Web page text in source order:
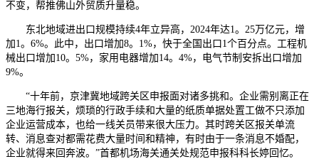
不变，帮推佛山外贸质升量稳。
东北地域进出口规模持续4年立异高，2024年达1。25万亿元，增
加1。6%。此中，出口增加8。1%，快于全国出口1个百分点。工程机
械出口增加10。5%，家用电器增加14。4%，电气节制安拆出口增加
9%。
“十年前，京津冀地域跨关区申报面对诸多挑和。企业需别离正在
三地海行报关，烦琐的行政手续和大量的纸质单据处置工做不只添加
企业运营成本，也给一线关员带来很大压力。其时跨关区报关单流
转、消息查对都需花费大量时间和精神，有时由于一条消息不婚配，
企业就得来回奔波。”首都机场海关通关处规范申报科科长婷回忆。